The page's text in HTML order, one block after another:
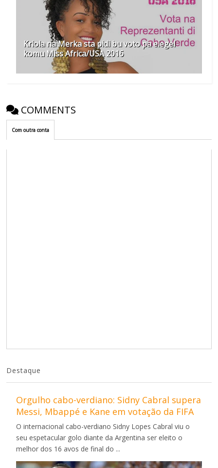
Kriola na Merka sta pidi bu voto pa elegel
komu Miss Africa/USA 2016
COMMENTS
Com outra conta
Destaque
Orgulho cabo-verdiano: Sidny Cabral supera
Messi, Mbappé e Kane em votação da FIFA
O internacional cabo-verdiano Sidny Lopes Cabral viu o
seu espetacular golo diante da Argentina ser eleito o
melhor dos 16 avos de final do ...